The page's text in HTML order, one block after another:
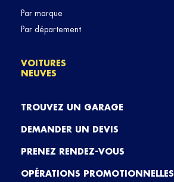
Par marque
Par département
VOITURES
NEUVES
TROUVEZ UN GARAGE
DEMANDER UN DEVIS
PRENEZ RENDEZ-VOUS
OPÉRATIONS PROMOTIONNELLES